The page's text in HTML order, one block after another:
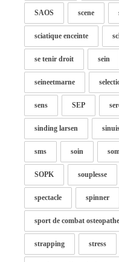
SAOS scene
sciatique enceinte
se tenir droit sein
seineetmarne
sens SEP
sinding larsen
sms soin
SOPK souplesse
spectacle spinner
sport de combat osteopathe
strapping stress